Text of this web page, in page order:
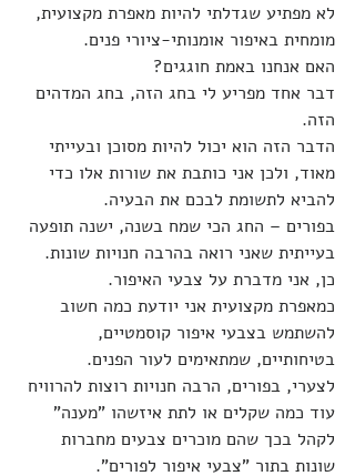
לא מפתיע שגדלתי להיות מאפרת מקצועית,
מומחית באיפור אומנותי-ציורי פנים.
האם אנחנו באמת חוגגים?
דבר אחד מפריע לי בחג הזה, בחג המדהים
הזה.
הדבר הזה הוא יכול להיות מסוכן ובעייתי
מאוד, ולכן אני כותבת את שורות אלו כדי
להביא לתשומת לבכם את הבעיה.
בפורים – החג הכי שמח בשנה, ישנה תופעה
בעייתית שאני רואה בהרבה חנויות שונות.
כן, אני מדברת על צבעי האיפור.
כמאפרת מקצועית אני יודעת כמה חשוב
להשתמש בצבעי איפור קוסמטיים,
בטיחותיים, שמתאימים לעור הפנים.
לצערי, בפורים, הרבה חנויות רוצות להרוויח
עוד כמה שקלים או לתת איזשהו "מענה"
לקהל בכך שהם מוכרים צבעים מחברות
שונות בתור "צבעי איפור לפורים".